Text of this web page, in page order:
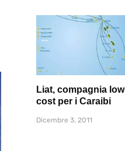
Liat, compagnia low
cost per i Caraibi
Dicembre 3, 2011